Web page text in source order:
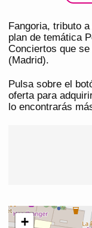
Fangoria, tributo
plan de temática
Conciertos que
(Madrid).
Pulsa sobre el
oferta para
lo encontrarás